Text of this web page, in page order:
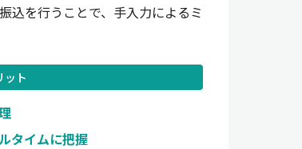
込を行うことで、手入力によるミ
ット
タイムに把握